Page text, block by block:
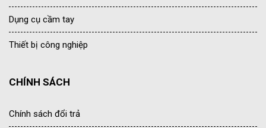
Dụng cụ cầm tay
Thiết bị công nghiệp
CHÍNH SÁCH
Chính sách đổi trả